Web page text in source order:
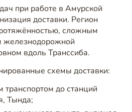
при работе в Амурской
доставки. Регион
сложным
железнодорожной
вдоль Транссиба.
схемы доставки:
до станций
Тында;